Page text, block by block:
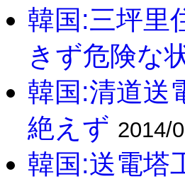
韓国:三坪里
きず危険な
韓国:清道送
絶えず 2014/
韓国:送電塔